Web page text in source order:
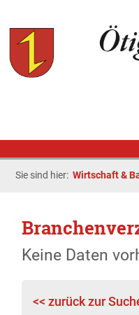
Sie sind hier:Wirtschaft &
Keine Daten
<< zurück zur